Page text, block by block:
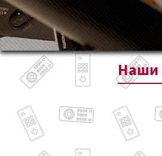
Наши